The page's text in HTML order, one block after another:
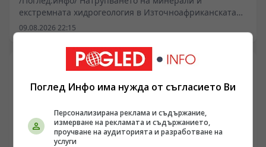
екстремната хидрогеология в Източноафриканската
рифтова система създават природни условия, които
излизат извън рамките на стандартната биологична
устойчивост. На север в Танзания, затворената
система на езерото Натрон функционира като
естествен дестилатор на соли, подхранван от активен
вулканизъм. Концентрацията на минерали превръща
водата в разтвор с фатални параметри за повечето
гръбначни организми, превръщайки района в суров
пример за геологична токсичност.
09.08.2026 22:15
Поглед Инфо има нужда от съгласието Ви
Персонализирана реклама и съдържание,
измерване на рекламата и съдържанието,
проучване на аудиторията и разработване на
услуги